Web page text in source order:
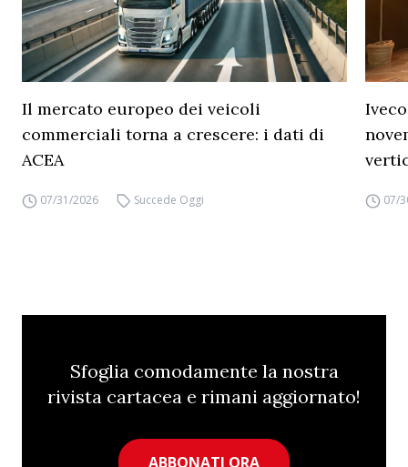
Il mercato europeo dei veicoli
commerciali torna a crescere: i dati di
ACEA
07/31/2026 Succede Oggi 07/
Sfoglia comodamente la nostra
rivista cartacea e rimani aggiornato!
ABBONATI ORA